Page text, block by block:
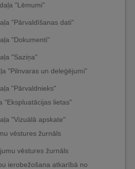
"Lēmumi"
"Pārvaldīšanas dati"
"Dokumenti"
"Saziņa"
"Pilnvaras un deleģējumi"
"Pārvaldnieks"
"Ekspluatācijas lietas"
"Vizuālā apskate"
vēstures žurnāls
vēstures žurnāls
ierobežošana atkarībā no